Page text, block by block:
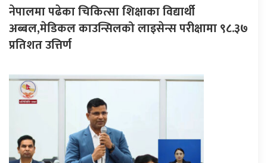
नेपालमा पढेका चिकित्सा शिक्षाका विद्यार्थी
अब्बल,मेडिकल काउन्सिलको लाइसेन्स परीक्षामा ९८.३७
प्रतिशत उत्तिर्ण